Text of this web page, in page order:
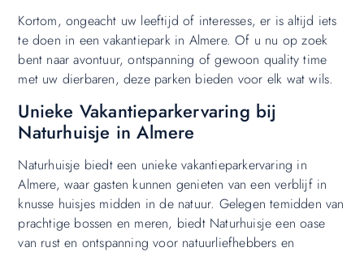
Kortom, ongeacht uw leeftijd of interesses, er is altijd iets
te doen in een vakantiepark in Almere. Of u nu op zoek
bent naar avontuur, ontspanning of gewoon quality time
met uw dierbaren, deze parken bieden voor elk wat wils.
Unieke Vakantieparkervaring bij
Naturhuisje in Almere
Naturhuisje biedt een unieke vakantieparkervaring in
Almere, waar gasten kunnen genieten van een verblijf in
knusse huisjes midden in de natuur. Gelegen temidden van
prachtige bossen en meren, biedt Naturhuisje een oase
van rust en ontspanning voor natuurliefhebbers en